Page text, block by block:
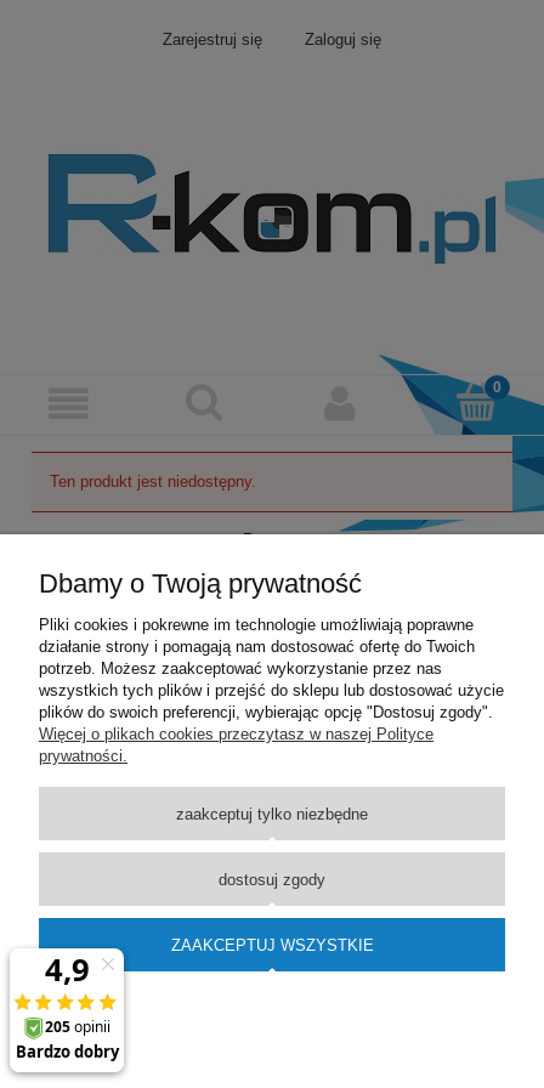
Zarejestruj się Zaloguj się
Ten produkt jest niedostępny.
Pomoc
Moje konto
Płatności i dostawa
Informacje
pokaż pełną wersję strony
Sklep internetowy Shoper Premium
Dbamy o Twoją prywatność
Pliki cookies i pokrewne im technologie umożliwiają poprawne
działanie strony i pomagają nam dostosować ofertę do Twoich
potrzeb. Możesz zaakceptować wykorzystanie przez nas
wszystkich tych plików i przejść do sklepu lub dostosować użycie
plików do swoich preferencji, wybierając opcję "Dostosuj zgody".
Więcej o plikach cookies przeczytasz w naszej Polityce
prywatności.
zaakceptuj tylko niezbędne
dostosuj zgody
ZAAKCEPTUJ WSZYSTKIE